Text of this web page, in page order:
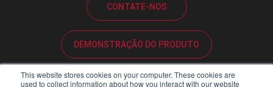
This website stores cookies on your computer. These cookies are
used to collect information about how you interact with our website
CONTATE-NOS
DEMONSTRAÇÃO DO PRODUTO
SUPORTE AO CLIENTE